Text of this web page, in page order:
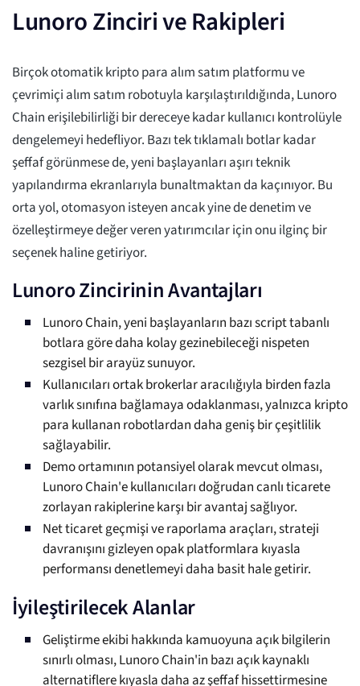
Lunoro Zinciri ve Rakipleri
Birçok otomatik kripto para alım satım platformu ve
çevrimiçi alım satım robotuyla karşılaştırıldığında, Lunoro
Chain erişilebilirliği bir dereceye kadar kullanıcı kontrolüyle
dengelemeyi hedefliyor. Bazı tek tıklamalı botlar kadar
şeffaf görünmese de, yeni başlayanları aşırı teknik
yapılandırma ekranlarıyla bunaltmaktan da kaçınıyor. Bu
orta yol, otomasyon isteyen ancak yine de denetim ve
özelleştirmeye değer veren yatırımcılar için onu ilginç bir
seçenek haline getiriyor.
Lunoro Zincirinin Avantajları
Lunoro Chain, yeni başlayanların bazı script tabanlı
botlara göre daha kolay gezinebileceği nispeten
sezgisel bir arayüz sunuyor.
Kullanıcıları ortak brokerlar aracılığıyla birden fazla
varlık sınıfına bağlamaya odaklanması, yalnızca kripto
para kullanan robotlardan daha geniş bir çeşitlilik
sağlayabilir.
Demo ortamının potansiyel olarak mevcut olması,
Lunoro Chain'e kullanıcıları doğrudan canlı ticarete
zorlayan rakiplerine karşı bir avantaj sağlıyor.
Net ticaret geçmişi ve raporlama araçları, strateji
davranışını gizleyen opak platformlara kıyasla
performansı denetlemeyi daha basit hale getirir.
İyileştirilecek Alanlar
Geliştirme ekibi hakkında kamuoyuna açık bilgilerin
sınırlı olması, Lunoro Chain'in bazı açık kaynaklı
alternatiflere kıyasla daha az şeffaf hissettirmesine